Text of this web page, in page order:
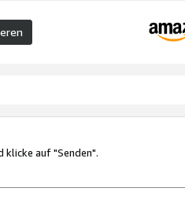
klicke auf "Senden".